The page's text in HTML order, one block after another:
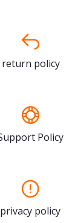
return policy
Policy
privacy policy